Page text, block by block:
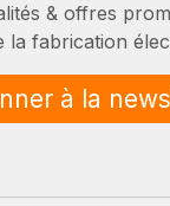
& offres
la fabrication
à la